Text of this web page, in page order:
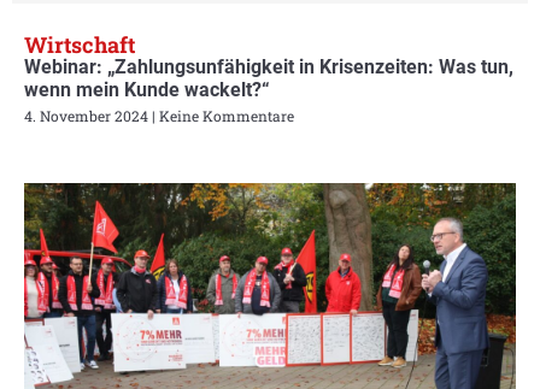
Wirtschaft
Webinar: „Zahlungsunfähigkeit in Krisenzeiten: Was tun,
wenn mein Kunde wackelt?“
4. November 2024 Keine Kommentare